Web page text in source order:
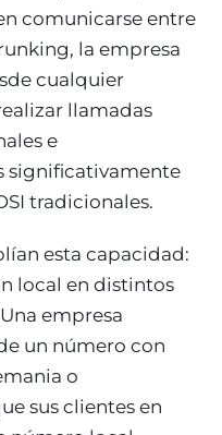
comunicarse entre
la empresa
cualquier
llamadas
e
significativamente
tradicionales.
esta capacidad:
local en distintos
empresa
un número con
o
sus clientes en